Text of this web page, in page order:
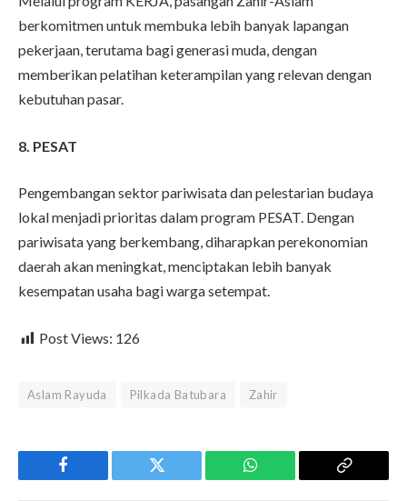
berkomitmen untuk membuka lebih banyak lapangan
pekerjaan, terutama bagi generasi muda, dengan
memberikan pelatihan keterampilan yang relevan dengan
kebutuhan pasar.
8. PESAT
Pengembangan sektor pariwisata dan pelestarian budaya
lokal menjadi prioritas dalam program PESAT. Dengan
pariwisata yang berkembang, diharapkan perekonomian
daerah akan meningkat, menciptakan lebih banyak
kesempatan usaha bagi warga setempat.
Post Views: 126
Aslam Rayuda Pilkada Batubara Zahir
Facebook Twitter WhatsApp
Copy